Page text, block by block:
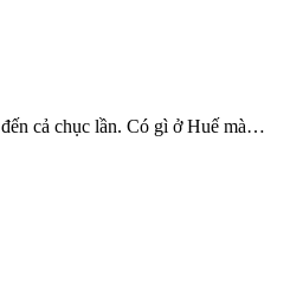
cả chục lần. Có gì ở Huế mà…